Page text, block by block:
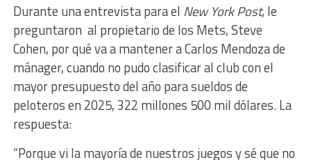
Durante una entrevista para el New York Post, le
preguntaron al propietario de los Mets, Steve
Cohen, por qué va a mantener a Carlos Mendoza de
mánager, cuando no pudo clasificar al club con el
mayor presupuesto del año para sueldos de
peloteros en 2025, 322 millones 500 mil dólares. La
respuesta:
“Porque vi la mayoría de nuestros juegos y sé que no